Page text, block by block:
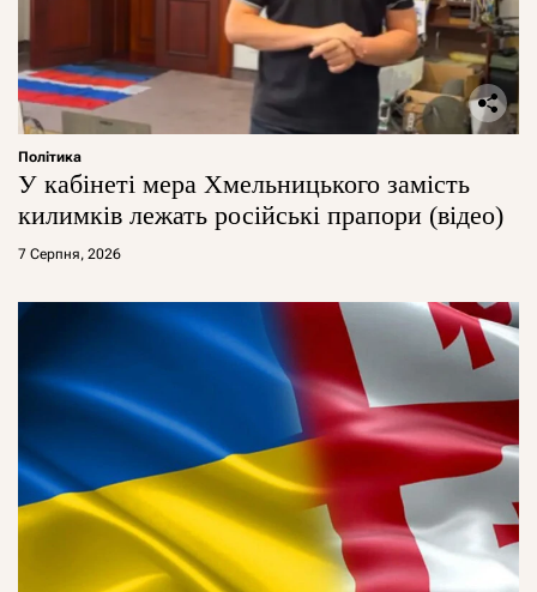
Політика
У кабінеті мера Хмельницького замість
килимків лежать російські прапори (відео)
7 Серпня, 2026